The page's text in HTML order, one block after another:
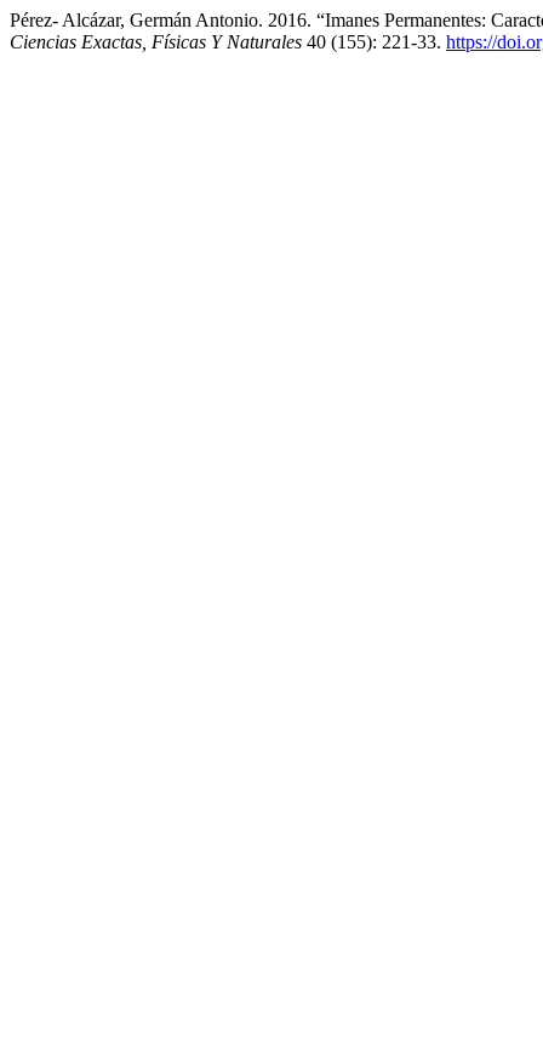
Pérez- Alcázar, Germán Antonio. 2016. “Imanes Permanentes:
Ciencias Exactas, Físicas Y Naturales 40 (155): 221-33. https://